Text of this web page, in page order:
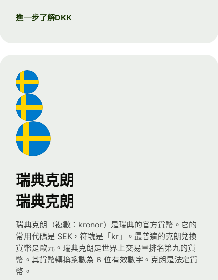
進一步了解DKK
瑞典克朗
瑞典克朗
瑞典克朗（複數：kronor）是瑞典的官方貨幣。它的
常用代碼是 SEK，符號是「kr」。最普遍的克朗兌換
貨幣是歐元。瑞典克朗是世界上交易量排名第九的貨
幣。其貨幣轉換系數為 6 位有效數字。克朗是法定貨
幣。